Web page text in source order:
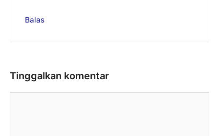
Balas
Tinggalkan komentar